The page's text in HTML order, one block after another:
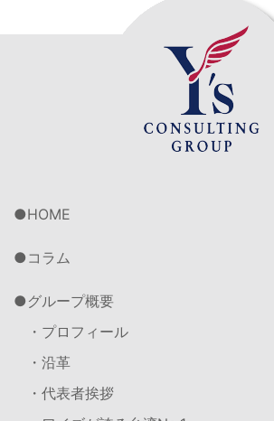
HOME
コラム
グループ概要
・プロフィール
・沿革
・代表者挨拶